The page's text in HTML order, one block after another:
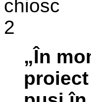
„În